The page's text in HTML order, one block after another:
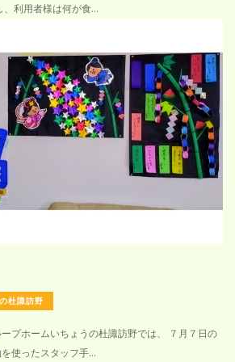
利用者様は何が食...
杜諏訪野
プホームいちょうの杜諏訪野では、 ７月７日の
使ったスタッフ手...